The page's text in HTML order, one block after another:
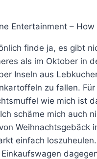
Entertainment –
finde ja, es gibt
als im Oktober in
Inseln aus
zu fallen. Für
wie mich ist
schäme mich auch
Weihnachtsgebäck
einfach